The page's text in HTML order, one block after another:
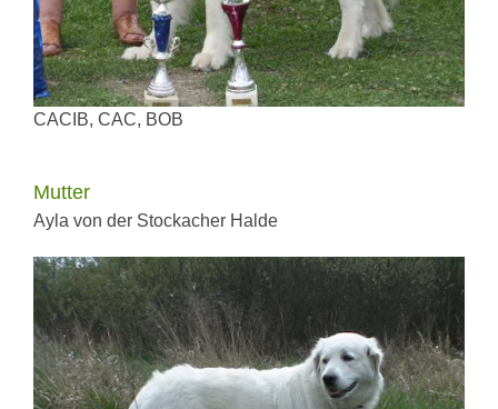
CACIB, CAC, BOB
Mutter
Ayla von der Stockacher Halde